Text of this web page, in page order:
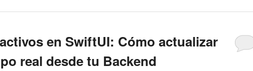
en SwiftUI: Cómo actualizar
real desde tu Backend